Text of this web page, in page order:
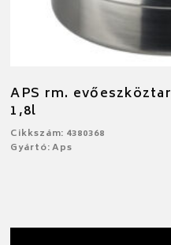
APS rm.
1,8l
Cikkszám: 4380368
Gyártó: Aps